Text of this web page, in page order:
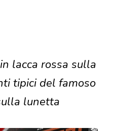
lacca rossa sulla
tipici del famoso
lunetta